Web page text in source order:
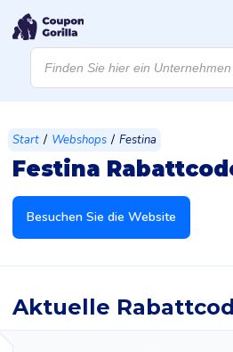
Products
search
Start / Webshops / Festina
Festina
Besuchen Sie die Website
Aktuelle